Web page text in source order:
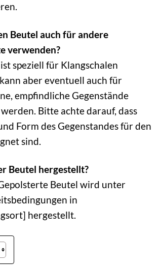
Beutel auch für andere
verwenden?
speziell für Klangschalen
aber eventuell auch für
empfindliche Gegenstände
Bitte achte darauf, dass
Form des Gegenstandes für den
sind.
Beutel hergestellt?
Beutel wird unter
in
hergestellt.